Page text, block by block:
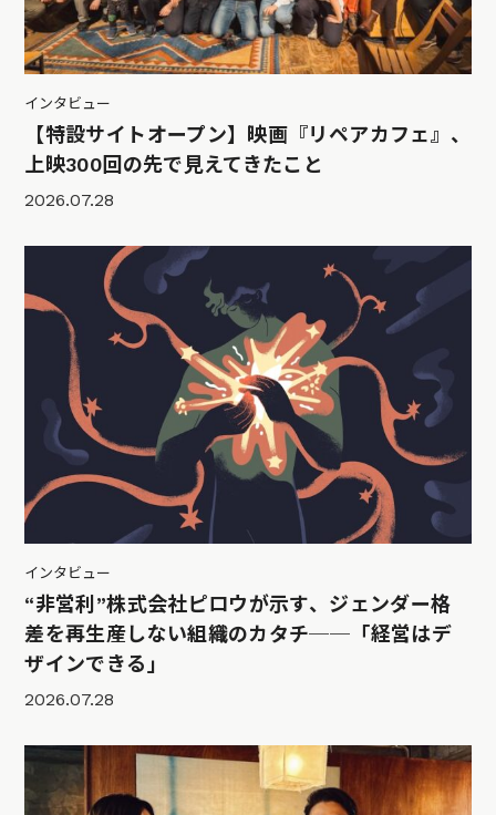
インタビュー
【特設サイトオープン】映画『リペアカフェ』、
上映300回の先で見えてきたこと
2026.07.28
インタビュー
“非営利”株式会社ピロウが示す、ジェンダー格
差を再生産しない組織のカタチ──「経営はデ
ザインできる」
2026.07.28